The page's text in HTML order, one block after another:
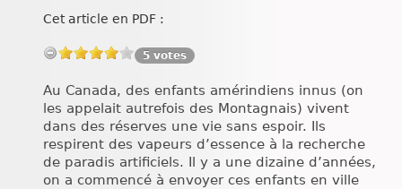
Chroniques
Cet article en PDF :
5 votes
Au Canada, des enfants amérindiens innus (on
les appelait autrefois des Montagnais) vivent
dans des réserves une vie sans espoir. Ils
respirent des vapeurs d’essence à la recherche
de paradis artificiels. Il y a une dizaine d’années,
on a commencé à envoyer ces enfants en ville